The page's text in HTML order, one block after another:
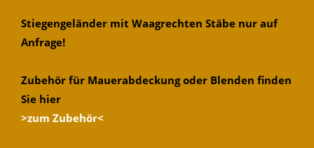
Stiegengeländer mit Waagrechten Stäbe nur auf
Anfrage!
Zubehör für Mauerabdeckung oder Blenden finden
Sie hier
>zum Zubehör<